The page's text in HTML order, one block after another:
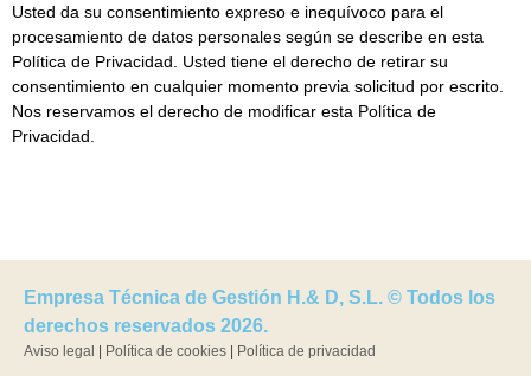
Usted da su consentimiento expreso e inequívoco para el
procesamiento de datos personales según se describe en esta
Política de Privacidad. Usted tiene el derecho de retirar su
consentimiento en cualquier momento previa solicitud por escrito.
Nos reservamos el derecho de modificar esta Política de
Privacidad.
Empresa Técnica de Gestión H.& D, S.L. © Todos los
derechos reservados 2026.
Aviso legal Política de cookies Política de privacidad